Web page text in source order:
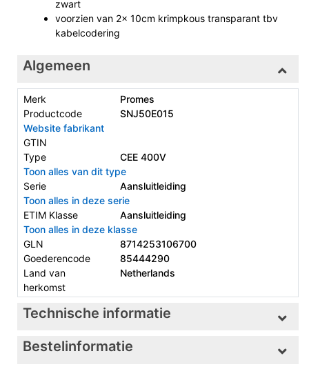
zwart
voorzien van 2x 10cm krimpkous transparant tbv
kabelcodering
Algemeen
Merk
Promes
Productcode
SNJ50E015
Website fabrikant
GTIN
Type
CEE 400V
Toon alles van dit type
Serie
Aansluitleiding
Toon alles in deze serie
ETIM Klasse
Aansluitleiding
Toon alles in deze klasse
GLN
8714253106700
Goederencode
85444290
Land van
herkomst
Netherlands
Technische informatie
Bestelinformatie